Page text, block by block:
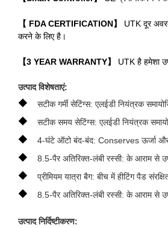
【 FDA CERTIFICATION】 UTK दूर
करने के लिए है।
【3 YEAR WARRANTY】 UTK है हमेशा
उत्पाद विशेषताएं:
◆ सटीक गर्मी सेटिंग्स: एलईडी नियंत्रक
◆ सटीक समय सेटिंग्स: एलईडी नियंत्रक
◆ 4-घंटे ऑटो बंद-बंद: Conserves ऊर्जा
◆ 8.5-पैर अतिरिक्त-लंबी रस्सी: के आराम से
◆ प्रीमियम यात्रा बैग: बीच में हीटिंग पैड
◆ 8.5-पैर अतिरिक्त-लंबी रस्सी: के आराम से
उत्पाद निर्दिष्टीकरण: